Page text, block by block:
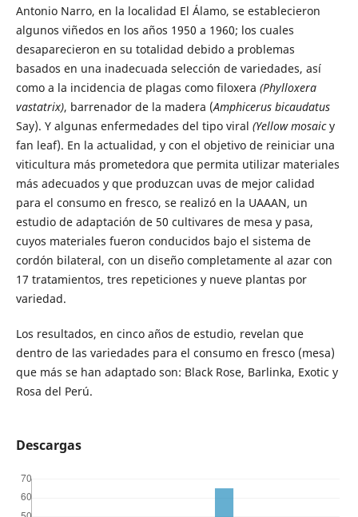
Antonio Narro, en la localidad El Álamo, se establecieron
algunos viñedos en los años 1950 a 1960; los cuales
desaparecieron en su totalidad debido a problemas
basados en una inadecuada selección de variedades, así
como a la incidencia de plagas como filoxera (Phylloxera
vastatrix), barrenador de la madera (Amphicerus bicaudatus
Say). Y algunas enfermedades del tipo viral (Yellow mosaicy
fan leaf). En la actualidad, y con el objetivo de reiniciar una
viticultura más prometedora que permita utilizar materiales
más adecuados y que produzcan uvas de mejor calidad
para el consumo en fresco, se realizó en la UAAAN, un
estudio de adaptación de 50 cultivares de mesa y pasa,
cuyos materiales fueron conducidos bajo el sistema de
cordón bilateral, con un diseño completamente al azar con
17 tratamientos, tres repeticiones y nueve plantas por
variedad.
Los resultados, en cinco años de estudio, revelan que
dentro de las variedades para el consumo en fresco (mesa)
que más se han adaptado son: Black Rose, Barlinka, Exotic y
Rosa del Perú.
Descargas